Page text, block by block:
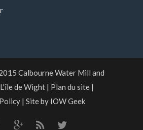
Calbourne Water Mill and
de Wight| Plan du site|
| Site by IOW Geek